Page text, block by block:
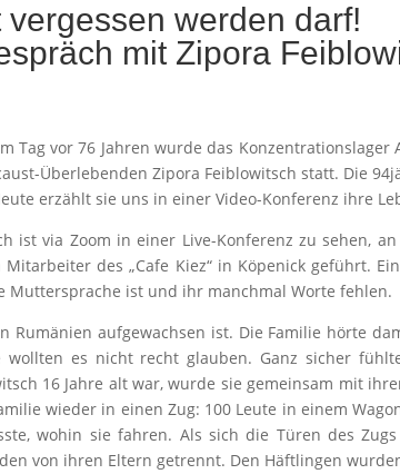
vergessen werden darf!
mit Zipora
Tag vor 76 Jahren wurde das
Überlebenden Zipora Feiblowitsch statt. Die
erzählt sie uns in einer Video-Konferenz ihre
ist via Zoom in einer Live-Konferenz zu sehen,
des „Cafe Kiez“ in Köpenick geführt.
Muttersprache ist und ihr manchmal Worte fehlen.
Rumänien aufgewachsen ist. Die Familie hörte
es nicht recht glauben. Ganz sicher
16 Jahre alt war, wurde sie gemeinsam mit
wieder in einen Zug: 100 Leute in einem
wohin sie fahren. Als sich die Türen des
von ihren Eltern getrennt. Den Häftlingen